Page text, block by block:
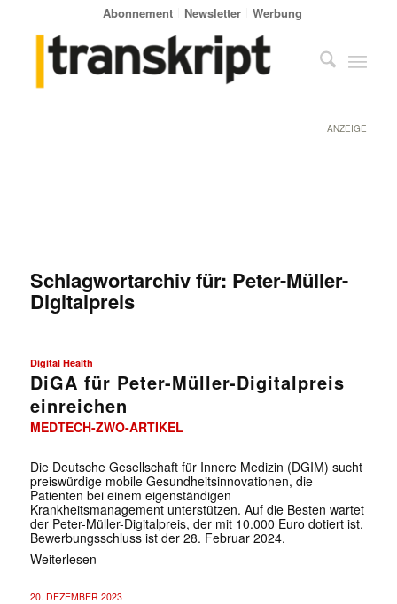
Abonnement Newsletter Werbung
ANZEIGE
Schlagwortarchiv für: Peter-Müller-
Digitalpreis
Digital Health
DiGA für Peter-Müller-Digitalpreis
einreichen
MEDTECH-ZWO-ARTIKEL
Die Deutsche Gesellschaft für Innere Medizin (DGIM) sucht
preiswürdige mobile Gesundheitsinnovationen, die
Patienten bei einem eigenständigen
Krankheitsmanagement unterstützen. Auf die Besten wartet
der Peter-Müller-Digitalpreis, der mit 10.000 Euro dotiert ist.
Bewerbungsschluss ist der 28. Februar 2024.
Weiterlesen
20. DEZEMBER 2023